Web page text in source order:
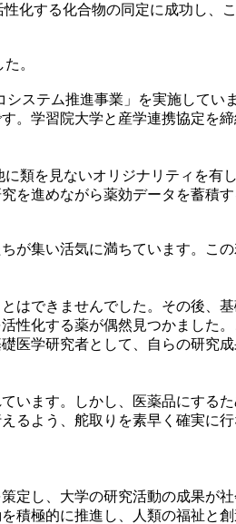
化する化合物の同定に成功し、
。
ステム推進事業」を実施してい
学習院大学と産学連携協定を締
類を見ないオリジナリティを有
を進めながら薬効データを蓄積
が集い活気に満ちています。こ
はできませんでした。その後、
性化する薬が偶然見つかました
医学研究者として、自らの研究
います。しかし、医薬品にする
るよう、舵取りを素早く確実に行
定し、大学の研究活動の成果が
極的に推進し、人類の福祉と創